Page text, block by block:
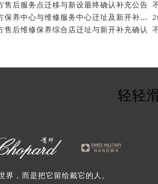
省鞍山市铁东区站前街萧邦售后服务中心
省本溪市平山区胜利路萧邦售后服务中心
省朝阳市双塔区新华路萧邦售后服务中心
宁省葫芦岛市连山区中央路萧邦售后服务中
宁省锦州市古塔区中央大街萧邦售后服务中
宁省辽阳市白塔区新运大街萧邦售后服务中
宁省铁岭市银州区南马路萧邦售后服务中心
宁省营口市站前区市府路与渤海大街交叉口
省沈阳市沈河区中街路137号亨得利名表
售后服务点迁移与新设最终确认补充公告
2026年7月萧邦官方保养中心与维修服务中心迁址及新开补充指南文件内容
售后维修保养综合店迁址与新开补充确认
轻轻
界，而是把它留给戴它的人。